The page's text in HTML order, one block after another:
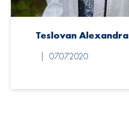
Teslovan Alexandra
07.07.2020